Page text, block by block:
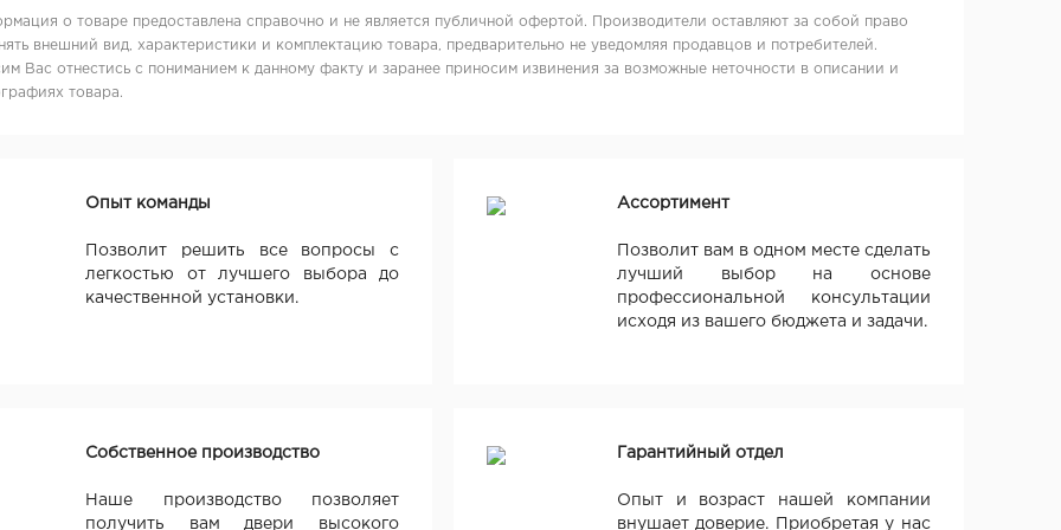
о товаре предоставлена справочно и не является публичной офертой. Производители оставляют за собой право
внешний вид, характеристики и комплектацию товара, предварительно не уведомляя продавцов и потребителей.
Вас отнестись с пониманием к данному факту и заранее приносим извинения за возможные неточности в описании и
товара.
Опыт команды
Позволит решить все вопросы с
легкостью от лучшего выбора до
качественной установки.
Ассортимент
Позволит вам в одном месте сделать
лучший выбор на основе
профессиональной консультации
исходя из вашего бюджета и задачи.
Собственное производство
Наше производство позволяет
получить вам двери высокого
Гарантийный отдел
Опыт и возраст нашей компании
внушает доверие. Приобретая у нас